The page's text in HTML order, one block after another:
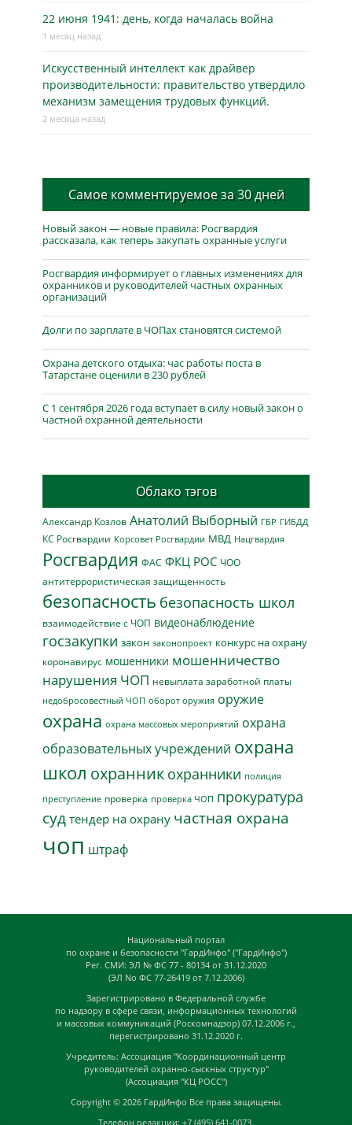
22 июня 1941: день, когда началась война
1 месяц назад
Искусственный интеллект как драйвер
производительности: правительство утвердило
механизм замещения трудовых функций.
2 месяца назад
Самое комментируемое за 30 дней
Новый закон — новые правила: Росгвардия
рассказала, как теперь закупать охранные услуги
Росгвардия информирует о главных изменениях для
охранников и руководителей частных охранных
организаций
Долги по зарплате в ЧОПах становятся системой
Охрана детского отдыха: час работы поста в
Татарстане оценили в 230 рублей
С 1 сентября 2026 года вступает в силу новый закон о
частной охранной деятельности
Облако тэгов
Александр Козлов Анатолий Выборный ГБР ГИБДД
КС Росгвардии Корсовет Росгвардии МВД Нацгвардия
Росгвардия ФАС ФКЦ РОС ЧОО
антитеррористическая защищенность
безопасность безопасность школ
взаимодействие с ЧОП видеонаблюдение
госзакупки закон законопроект конкурс на охрану
коронавирус мошенники мошенничество
нарушения ЧОП невыплата заработной платы
недобросовестный ЧОП оборот оружия оружие
охрана охрана массовых мероприятий охрана
образовательных учреждений охрана
школ охранник охранники полиция
преступление проверка проверка ЧОП прокуратура
суд тендер на охрану частная охрана
чоп штраф
Национальный портал
по охране и безопасности "ГардИнфо" ("ГардИнфо")
Рег. СМИ: ЭЛ № ФС 77 - 80134 от 31.12.2020
(ЭЛ No ФС 77-26419 от 7.12.2006)
Зарегистрировано в Федеральной службе
по надзору в сфере связи, информационных технологий
и массовых коммуникаций (Роскомнадзор) 07.12.2006 г.,
перегистрировано 31.12.2020 г.
Учредитель: Ассоциация "Координационный центр
руководителей охранно-сыскных структур"
(Ассоциация "КЦ РОСС")
Copyright © 2026 ГардИнфо Все права защищены.
Телефон редакции: +7 (495) 641-0073,